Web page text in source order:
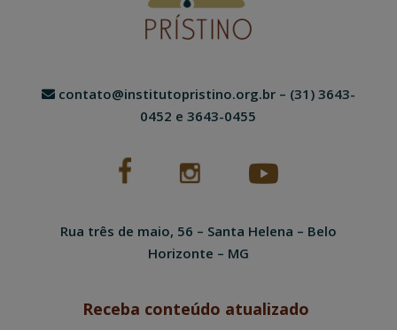
contato@institutopristino.org.br– (31) 3643-
0452 e 3643-0455
Rua três de maio, 56 – Santa Helena – Belo
Horizonte – MG
Receba conteúdo atualizado